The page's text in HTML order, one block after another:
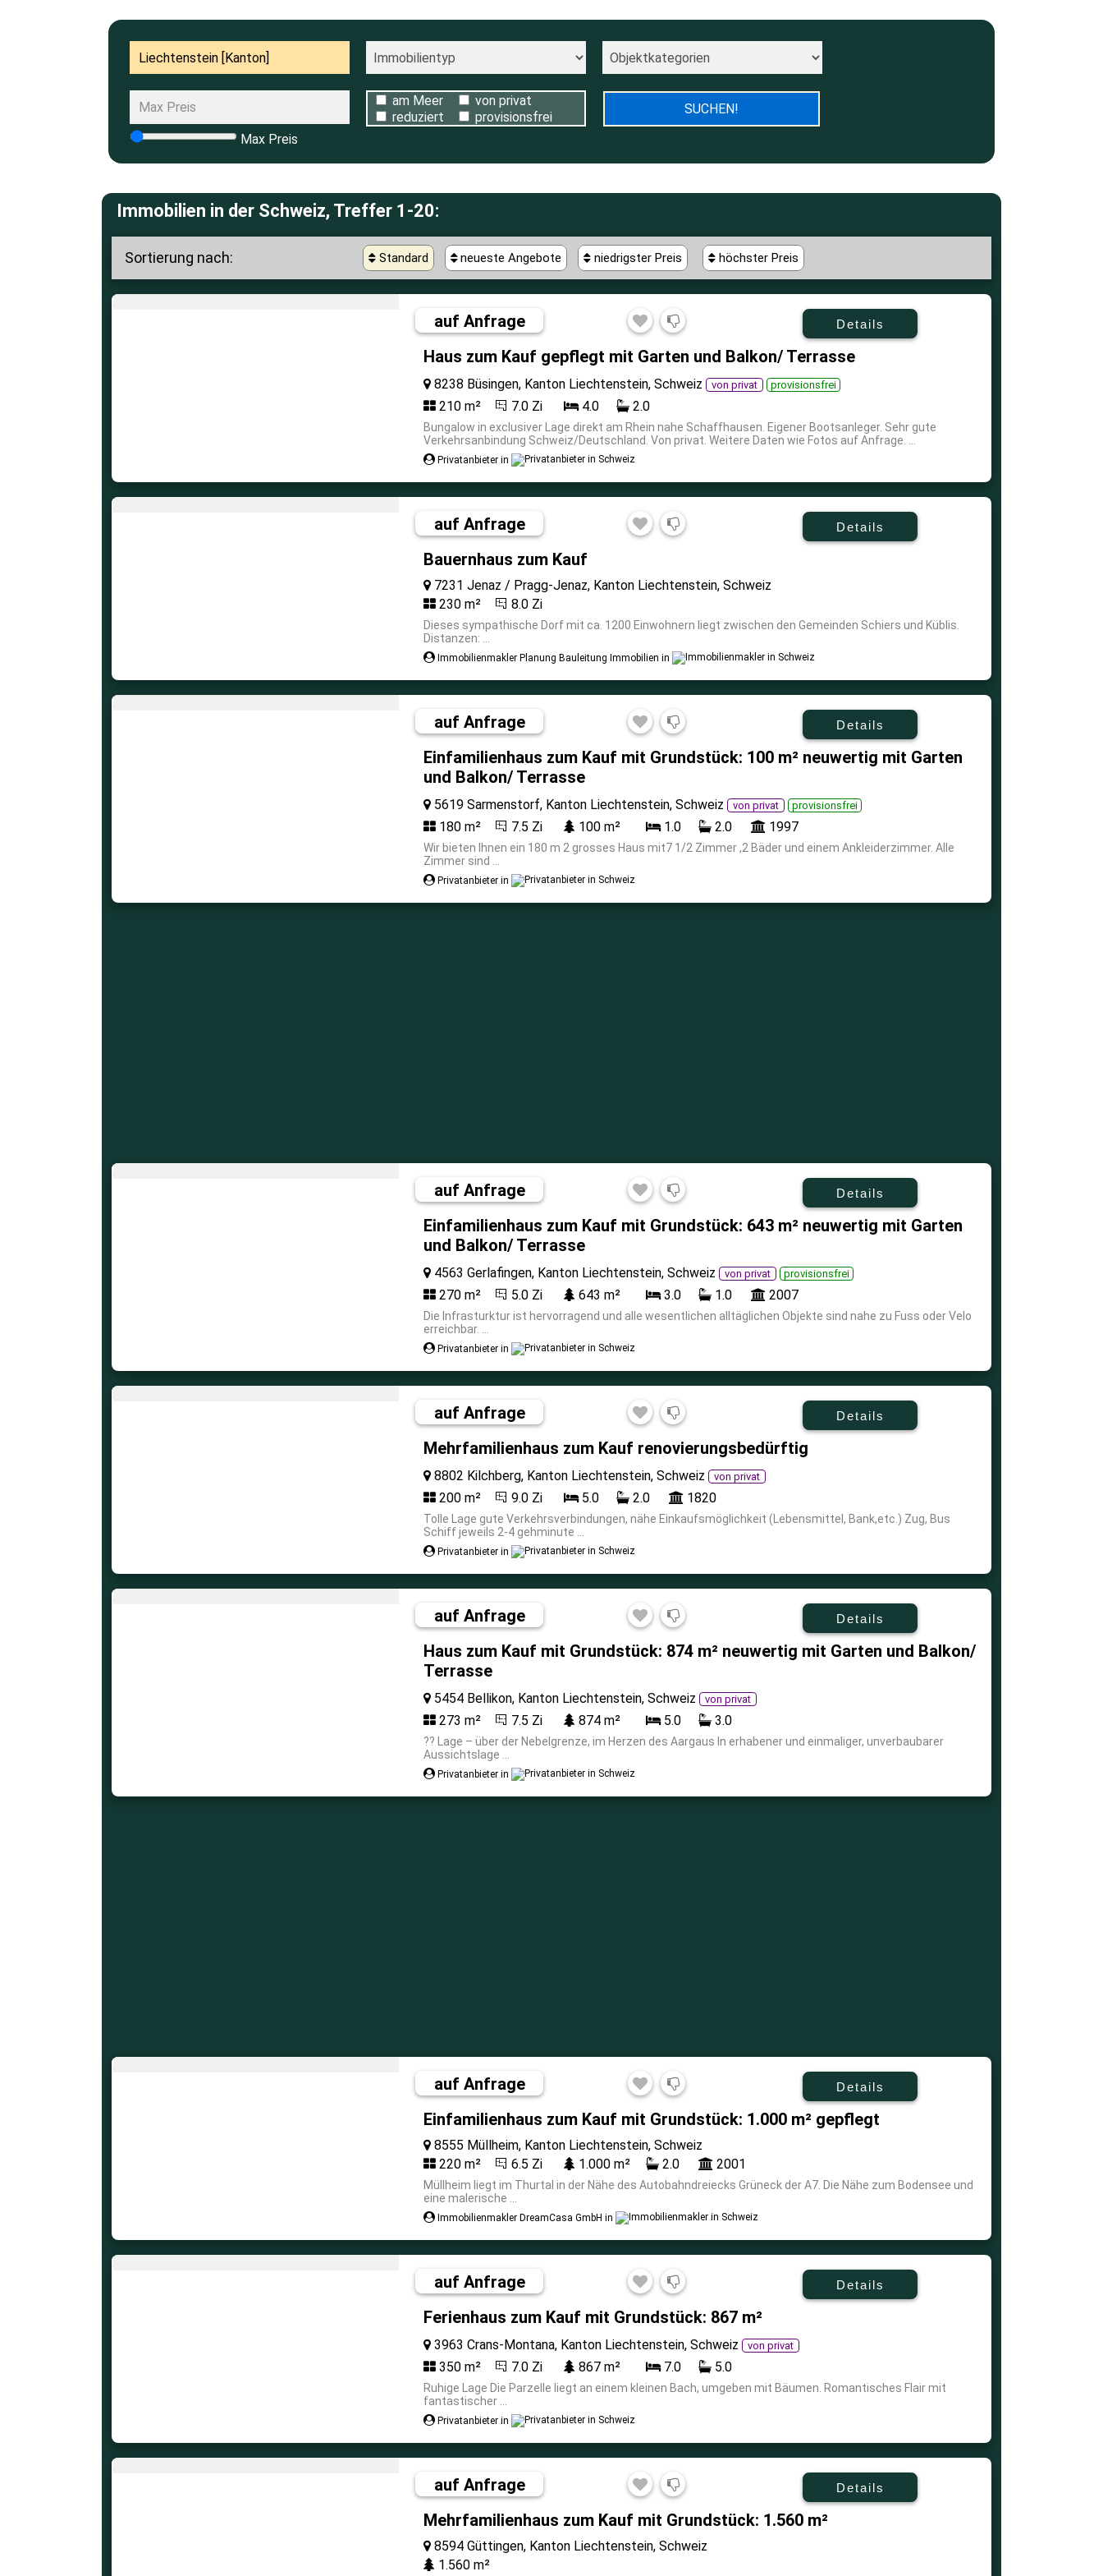
Max Preis
am Meer
reduziert
von privat
provisionsfrei
Immobilien in der Schweiz, Treffer 1-20:
Sortierung nach: Standard neueste Angebote niedrigster Preis höchster Preis
auf Anfrage Details
Haus zum Kauf gepflegt mit Garten und Balkon/ Terrasse
8238 Büsingen, Kanton Liechtenstein, Schweiz von privat provisionsfrei
210 m² 7.0 Zi 4.0 2.0
Bungalow in exclusiver Lage direkt am Rhein nahe Schaffhausen. Eigener Bootsanleger. Sehr gute
Verkehrsanbindung Schweiz/Deutschland. Von privat. Weitere Daten wie Fotos auf Anfrage. ...
Privatanbieter in
auf Anfrage Details
Bauernhaus zum Kauf
7231 Jenaz / Pragg-Jenaz, Kanton Liechtenstein, Schweiz
230 m²
8.0 Zi
Dieses sympathische Dorf mit ca. 1200 Einwohnern liegt zwischen den Gemeinden Schiers und Küblis.
Distanzen: ...
Immobilienmakler Planung Bauleitung Immobilien in
auf Anfrage Details
Einfamilienhaus zum Kauf mit Grundstück: 100 m² neuwertig mit Garten
und Balkon/ Terrasse
5619 Sarmenstorf, Kanton Liechtenstein, Schweiz von privat provisionsfrei
180 m² 7.5 Zi 100 m² 1.0 2.0 1997
Wir bieten Ihnen ein 180 m 2 grosses Haus mit7 1/2 Zimmer ,2 Bäder und einem Ankleiderzimmer. Alle
Zimmer sind ...
Privatanbieter in
auf Anfrage Details
Einfamilienhaus zum Kauf mit Grundstück: 643 m² neuwertig mit Garten
und Balkon/ Terrasse
4563 Gerlafingen, Kanton Liechtenstein, Schweiz von privat provisionsfrei
270 m² 5.0 Zi 643 m² 3.0 1.0 2007
Die Infrasturktur ist hervorragend und alle wesentlichen alltäglichen Objekte sind nahe zu Fuss oder Velo
erreichbar. ...
Privatanbieter in
auf Anfrage Details
Mehrfamilienhaus zum Kauf renovierungsbedürftig
8802 Kilchberg, Kanton Liechtenstein, Schweiz von privat
200 m² 9.0 Zi 5.0 2.0 1820
Tolle Lage gute Verkehrsverbindungen, nähe Einkaufsmöglichkeit (Lebensmittel, Bank,etc.) Zug, Bus
Schiff jeweils 2-4 gehminute ...
Privatanbieter in
auf Anfrage Details
Haus zum Kauf mit Grundstück: 874 m² neuwertig mit Garten und Balkon/
Terrasse
5454 Bellikon, Kanton Liechtenstein, Schweiz von privat
273 m² 7.5 Zi 874 m² 5.0 3.0
?? Lage – über der Nebelgrenze, im Herzen des Aargaus In erhabener und einmaliger, unverbaubarer
Aussichtslage ...
Privatanbieter in
auf Anfrage Details
Einfamilienhaus zum Kauf mit Grundstück: 1.000 m² gepflegt
8555 Müllheim, Kanton Liechtenstein, Schweiz
220 m²
6.5 Zi 1.000 m² 2.0 2001
Müllheim liegt im Thurtal in der Nähe des Autobahndreiecks Grüneck der A7. Die Nähe zum Bodensee und
eine malerische ...
Immobilienmakler DreamCasa GmbH in
auf Anfrage Details
Ferienhaus zum Kauf mit Grundstück: 867 m²
3963 Crans-Montana, Kanton Liechtenstein, Schweiz von privat
350 m² 7.0 Zi 867 m² 7.0 5.0
Ruhige Lage Die Parzelle liegt an einem kleinen Bach, umgeben mit Bäumen. Romantisches Flair mit
fantastischer ...
Privatanbieter in
auf Anfrage Details
Mehrfamilienhaus zum Kauf mit Grundstück: 1.560 m²
8594 Güttingen, Kanton Liechtenstein, Schweiz
1.560 m²